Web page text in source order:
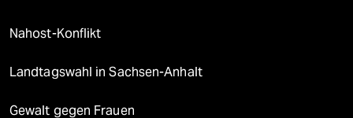
Nahost-Konflikt
Landtagswahl in Sachsen-Anhalt
Gewalt gegen Frauen